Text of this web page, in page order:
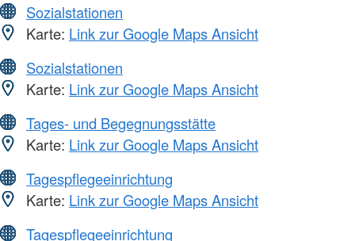
Sozialstationen
Karte: Link zur Google Maps Ansicht
Sozialstationen
Karte: Link zur Google Maps Ansicht
Tages- und Begegnungsstätte
Karte: Link zur Google Maps Ansicht
Tagespflegeeinrichtung
Karte: Link zur Google Maps Ansicht
Tagespflegeeinrichtung